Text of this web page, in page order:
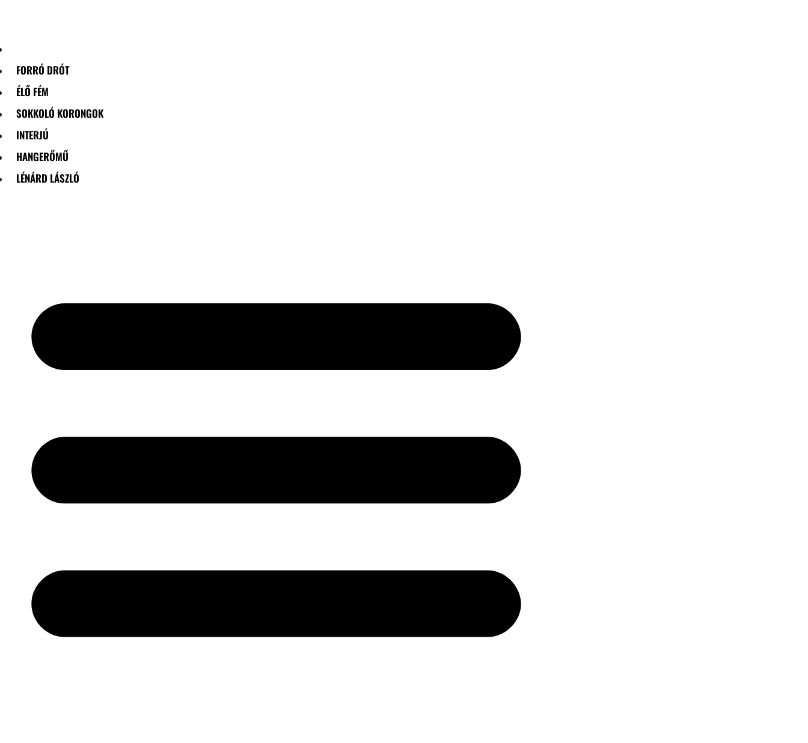
FORRÓ DRÓT
ÉLŐ FÉM
SOKKOLÓ KORONGOK
INTERJÚ
HANGERŐMŰ
LÉNÁRD LÁSZLÓ